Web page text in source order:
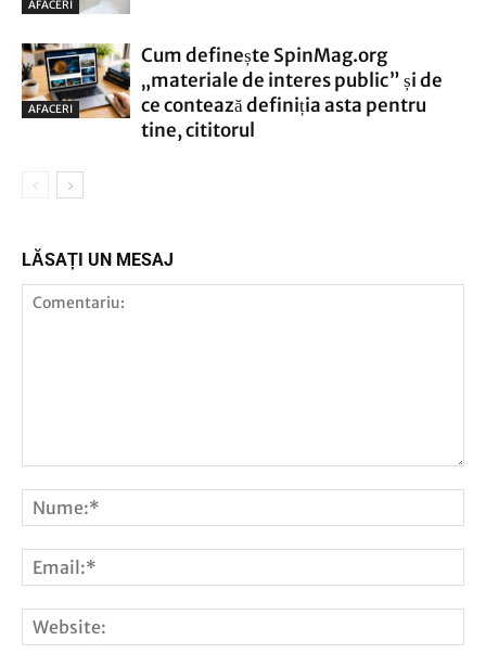
AFACERI
AFACERI
Cum definește SpinMag.org
„materiale de interes public” și de
ce contează definiția asta pentru
tine, cititorul
LĂSAȚI UN MESAJ